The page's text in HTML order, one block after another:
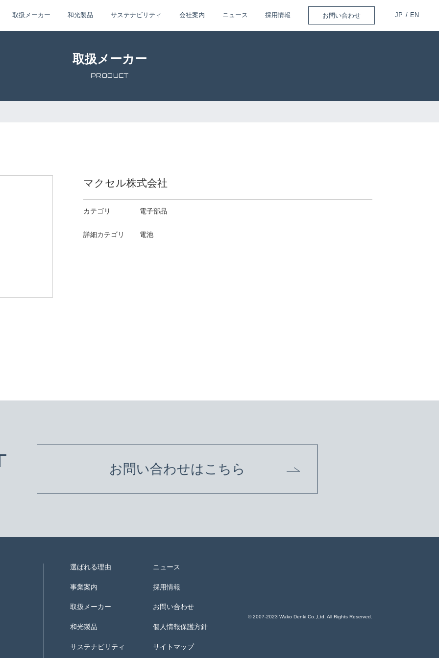
取扱メーカー 和光製品 サステナビリティ 会社案内 ニュース 採用情報 お問い合わせ JP / EN
取扱メーカー
PRODUCT
マクセル株式会社
カテゴリ 電子部品
詳細カテゴリ 電池
お問い合わせはこちら
選ばれる理由 ニュース
事業案内 採用情報
取扱メーカー お問い合わせ
和光製品 個人情報保護方針
サステナビリティ サイトマップ
© 2007-2023 Wako Denki Co.,Ltd. All Rights Reserved.